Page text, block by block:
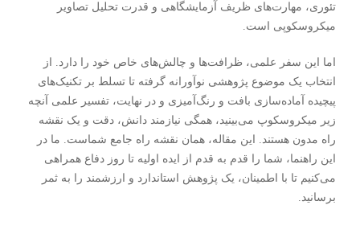
تئوری، مهارت‌های ظریف آزمایشگاهی و قدرت تحلیل تصاویر
میکروسکوپی است.
اما این سفر علمی، ظرافت‌ها و چالش‌های خاص خود را دارد. از
انتخاب یک موضوع پژوهشی نوآورانه گرفته تا تسلط بر تکنیک‌های
پیچیده آماده‌سازی بافت و رنگ‌آمیزی و در نهایت، تفسیر علمی آنچه
زیر میکروسکوپ می‌بینید، همگی نیازمند دانش، دقت و یک نقشه
راه مدون هستند. این مقاله، همان نقشه راه جامع شماست. ما در
این راهنما، شما را قدم به قدم از ایده اولیه تا روز دفاع همراهی
می‌کنیم تا با اطمینان، یک پژوهش استاندارد و ارزشمند را به ثمر
برسانید.